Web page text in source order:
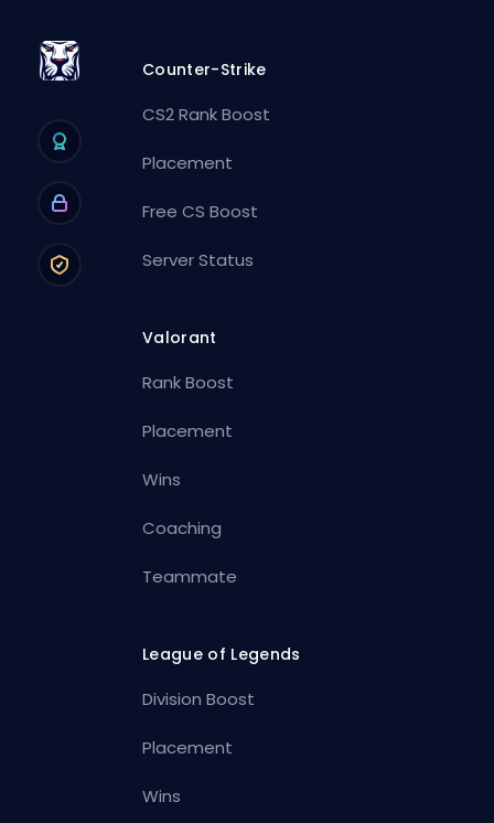
Counter-Strike
CS2 Rank Boost
Placement
Free CS Boost
Server Status
Valorant
Rank Boost
Placement
Wins
Coaching
Teammate
League of Legends
Division Boost
Placement
Wins